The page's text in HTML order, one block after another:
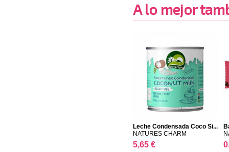
A lo mejor
Leche Condensada Coco Si...
NATURES CHARM
5,65 €